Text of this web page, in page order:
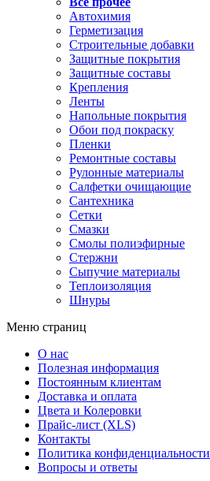
Автохимия
Герметизация
Строительные добавки
Защитные покрытия
Защитные составы
Крепления
Ленты
Напольные покрытия
Обои под покраску
Пленки
Ремонтные составы
Рулонные материалы
Салфетки очищающие
Сантехника
Сетки
Смазки
Смолы полиэфирные
Стержни
Сыпучие материалы
Теплоизоляция
Шнуры
Меню страниц
О нас
Полезная информация
Постоянным клиентам
Доставка и оплата
Цвета и Колеровки
Прайс-лист (XLS)
Контакты
Политика конфиденциальности
Вопросы и ответы